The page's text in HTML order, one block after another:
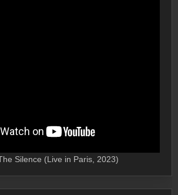
Silence (Live in Paris, 2023)